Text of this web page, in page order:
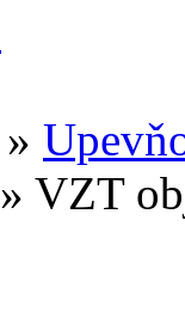
»
» VZT